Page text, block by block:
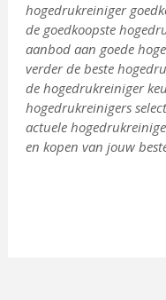
hogedrukreiniger
de goedkoopste
aanbod aan goede
verder de beste
de hogedrukreiniger
hogedrukreinigers
actuele
en kopen van jouw